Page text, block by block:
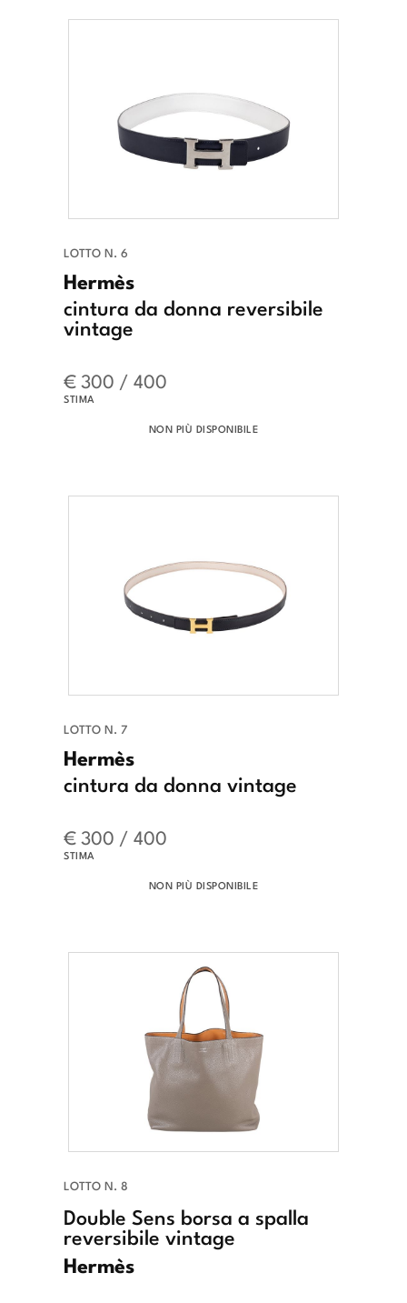
LOTTO N. 6
Hermès
cintura da donna reversibile
vintage
€ 300 / 400
STIMA
NON PIÙ DISPONIBILE
LOTTO N. 7
Hermès
cintura da donna vintage
€ 300 / 400
STIMA
NON PIÙ DISPONIBILE
LOTTO N. 8
Hermès
Double Sens borsa a spalla
reversibile vintage